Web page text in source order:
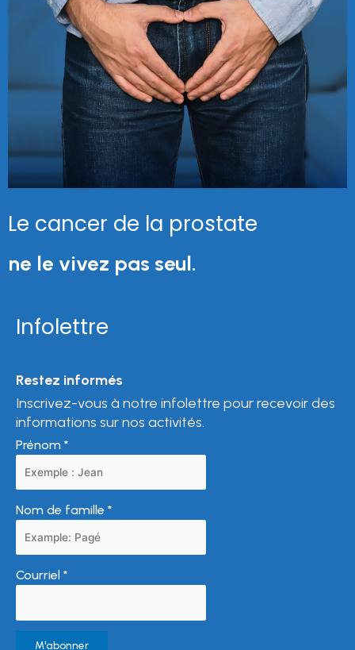
Le cancer de la prostate
ne le vivez pas seul.
Infolettre
Restez informés
Inscrivez-vous à notre infolettre pour recevoir des
informations sur nos activités.
Prénom *
Nom de famille *
Courriel *